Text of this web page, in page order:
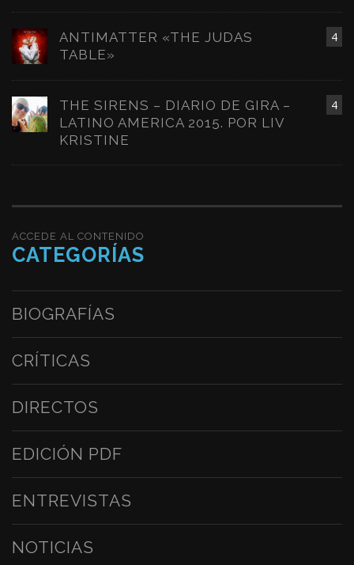
4
ANTIMATTER «THE JUDAS
TABLE»
4
THE SIRENS – DIARIO DE GIRA –
LATINO AMERICA 2015. POR LIV
KRISTINE
ACCEDE AL CONTENIDO
CATEGORÍAS
BIOGRAFÍAS
CRÍTICAS
DIRECTOS
EDICIÓN PDF
ENTREVISTAS
NOTICIAS